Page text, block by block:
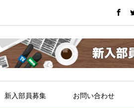
新入部員募集 お問い合わせ